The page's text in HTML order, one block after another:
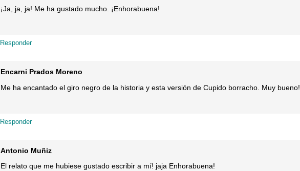
¡Ja, ja, ja! Me ha gustado mucho. ¡Enhorabuena!
Responder
Encarni Prados Moreno
Me ha encantado el giro negro de la historia y esta versión de Cupido borracho. Muy bueno!
Responder
Antonio Muñiz
El relato que me hubiese gustado escribir a mí! jaja Enhorabuena!